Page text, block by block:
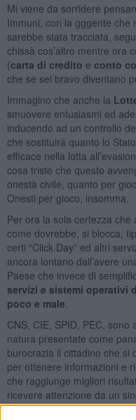
Mi viene da sorridere
Immuni, con la gggente che
sarebbe stata tracciata,
chissà cos’altro mentre ora
(carta di credito e conto
che se sei bravo diventano
Immagino che anche la
smuovere entusiasmi ed
inducendo ad un controllo
che sostituirà quanto lo
efficace nella lotta
cosa triste che questo
onestà civile, quanto per
Onesti per gioco, insomma.
Per ora la sola certezza
come dovrebbe, si blocca,
certi “Click Day” ed altri
ancora lontano dall’avere
Paese che invece di
servizi e sistemi operativi
poco e male
CNS, CIE, SPID, PEC,
natura presentate come
burocrazia il cittadino che si
per ottenere informazioni e
che raggiunge migliori
ricevere attenzione da un
pubblico.